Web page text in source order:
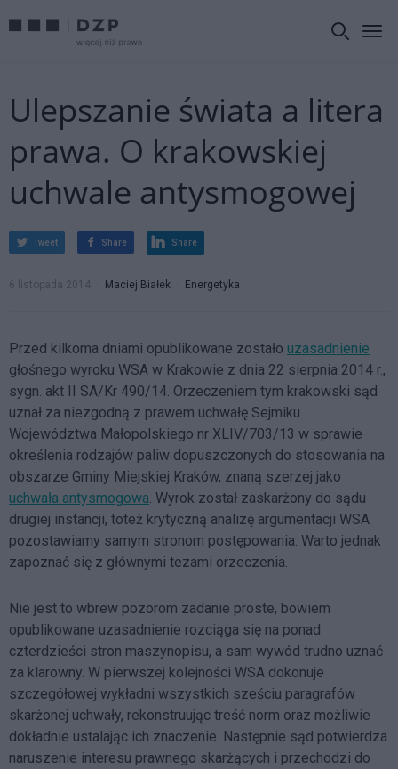
Ulepszanie świata a litera
prawa. O krakowskiej
uchwale antysmogowej
Tweet Share Share
6 listopada 2014 Maciej Białek Energetyka
Przed kilkoma dniami opublikowane zostało uzasadnienie
głośnego wyroku WSA w Krakowie z dnia 22 sierpnia 2014 r.,
sygn. akt II SA/Kr 490/14. Orzeczeniem tym krakowski sąd
uznał za niezgodną z prawem uchwałę Sejmiku
Województwa Małopolskiego nr XLIV/703/13 w sprawie
określenia rodzajów paliw dopuszczonych do stosowania na
obszarze Gminy Miejskiej Kraków, znaną szerzej jako
uchwała antysmogowa. Wyrok został zaskarżony do sądu
drugiej instancji, toteż krytyczną analizę argumentacji WSA
pozostawiamy samym stronom postępowania. Warto jednak
zapoznać się z głównymi tezami orzeczenia.
Nie jest to wbrew pozorom zadanie proste, bowiem
opublikowane uzasadnienie rozciąga się na ponad
czterdzieści stron maszynopisu, a sam wywód trudno uznać
za klarowny. W pierwszej kolejności WSA dokonuje
szczegółowej wykładni wszystkich sześciu paragrafów
skarżonej uchwały, rekonstruując treść norm oraz możliwie
dokładnie ustalając ich znaczenie. Następnie sąd potwierdza
naruszenie interesu prawnego skarżących i przechodzi do